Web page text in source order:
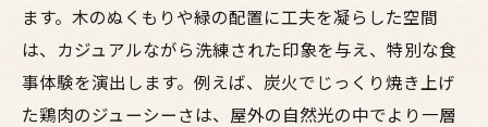
ます。木のぬくもりや緑の配置に工夫を凝らした空間
は、カジュアルながら洗練された印象を与え、特別な食
事体験を演出します。例えば、炭火でじっくり焼き上げ
た鶏肉のジューシーさは、屋外の自然光の中でより一層